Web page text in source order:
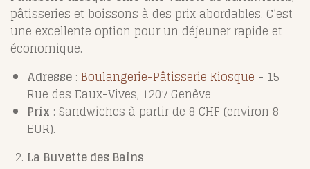
pâtisseries et boissons à des prix abordables. C’est
une excellente option pour un déjeuner rapide et
économique.
Adresse : Boulangerie-Pâtisserie Kiosque - 15
Rue des Eaux-Vives, 1207 Genève
Prix : Sandwiches à partir de 8 CHF (environ 8
EUR).
La Buvette des Bains